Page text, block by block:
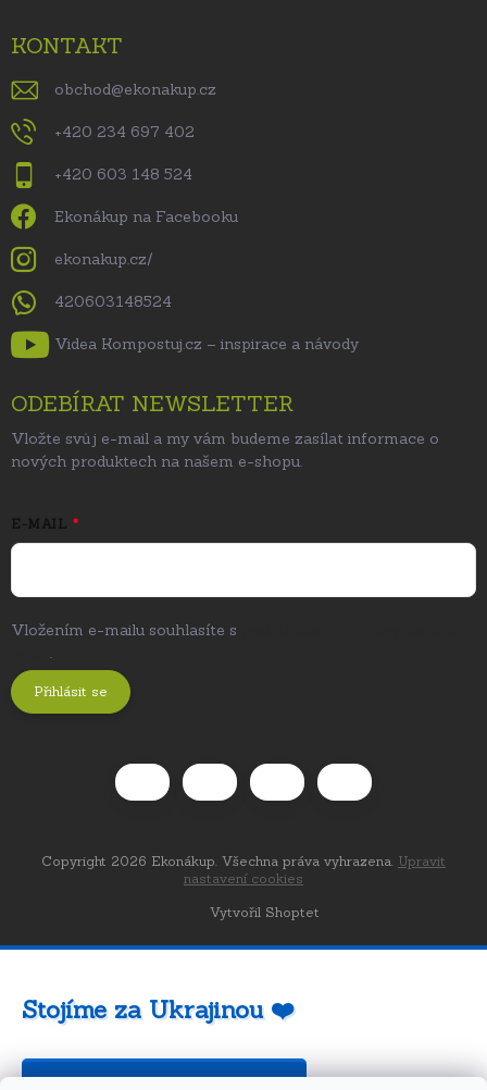
KONTAKT
obchod@ekonakup.cz
+420 234 697 402
+420 603 148 524
Ekonákup na Facebooku
ekonakup.cz/
420603148524
Videa Kompostuj.cz – inspirace a návody
ODEBÍRAT NEWSLETTER
Vložte svůj e-mail a my vám budeme zasílat informace o
nových produktech na našem e-shopu.
E-MAIL
Vložením e-mailu souhlasíte s
.
Přihlásit se
Vytvořil Shoptet
Copyright 2026 Ekonákup. Všechna práva vyhrazena. Upravit
nastavení cookies
Stojíme za Ukrajinou ❤️